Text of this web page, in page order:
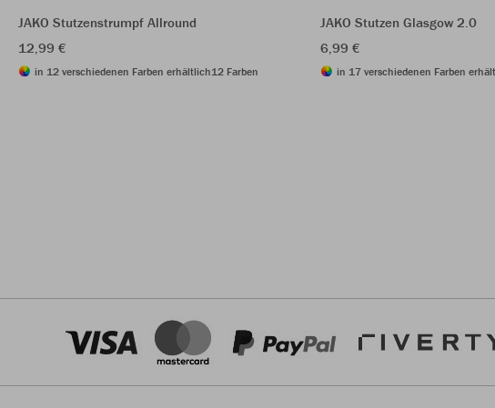
JAKO Stutzenstrumpf Allround
12,99 €
in 12 verschiedenen Farben erhältlich12 Farben
JAKO Stutzen Glasgow 2.0
6,99 €
in 17 verschiedenen Farben